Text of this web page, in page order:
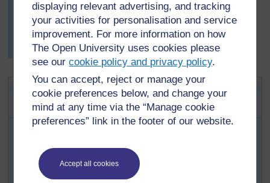
displaying relevant advertising, and tracking
your activities for personalisation and service
improvement. For more information on how
The Open University uses cookies please
see ourcookie policy and privacy policy.
You can accept, reject or manage your
cookie preferences below, and change your
mind at any time via the “Manage cookie
preferences” link in the footer of our website.
Accept all cookies
heureuse car elle a prévu à l’avance que ce jeu aidera
ses élèves à faire l’activité suivante.
Par la suite, elle joue souvent à ce jeu avec ses élèves
lorsqu’elle a cinq minutes à la fin de la journée.
Activité 2: La multiplication avec
des pions
Il vous faut 20 pions, ou 20 capsules de bouteille, ou 20
Commencez par répartir la classe en groupes et
distribuez les pions.